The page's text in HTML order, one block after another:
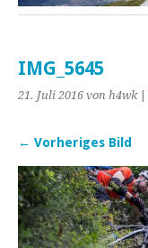
IMG_5645
21. Juli 2016 von h4wk|
← Vorheriges Bild